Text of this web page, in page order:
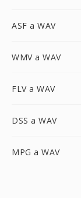
ASF a WAV
WMV a WAV
FLV a WAV
DSS a WAV
MPG a WAV